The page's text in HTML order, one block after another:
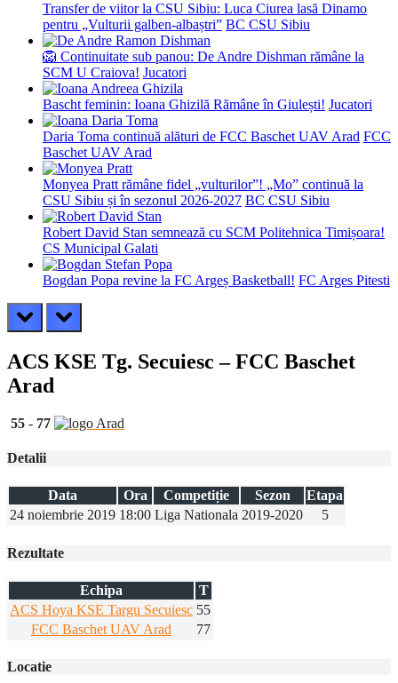
Transfer de viitor la CSU Sibiu: Luca Ciurea lasă Dinamo
pentru „Vulturii galben-albaștri” BC CSU Sibiu
🦁 Continuitate sub panou: De Andre Dishman rămâne la
SCM U Craiova! Jucatori
Bascht feminin: Ioana Ghizilă Rămâne în Giulești! Jucatori
Daria Toma continuă alături de FCC Baschet UAV Arad FCC
Baschet UAV Arad
Monyea Pratt rămâne fidel „vulturilor”! „Mo” continuă la
CSU Sibiu și în sezonul 2026-2027 BC CSU Sibiu
Robert David Stan semnează cu SCM Politehnica Timișoara!
CS Municipal Galati
Bogdan Popa revine la FC Argeș Basketball! FC Arges Pitesti
prev next
ACS KSE Tg. Secuiesc – FCC Baschet
Arad
55 - 77
Detalii
Data Ora Competiție Sezon
Etapa
24 noiembrie 2019 18:00 Liga Nationala 2019-2020 5
Rezultate
Echipa
T
ACS Hoya KSE Targu Secuiesc 55
FCC Baschet UAV Arad
77
Locatie